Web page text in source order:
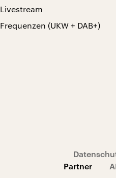
Livestream
Frequenzen (UKW + DAB+)
Partner